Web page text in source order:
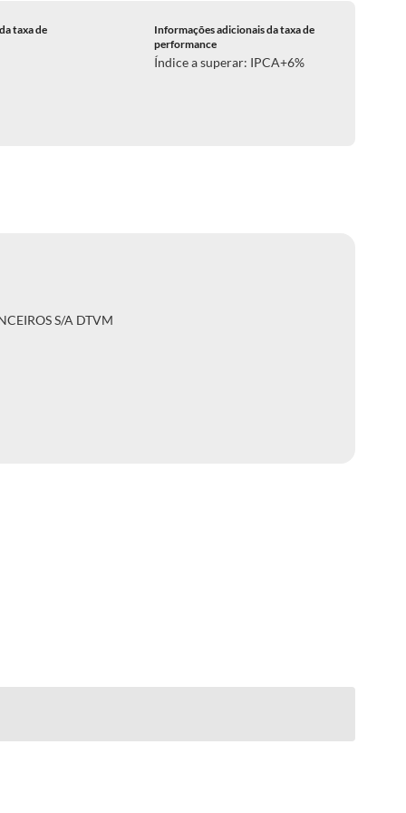
taxa de
Informações adicionais da taxa de
performance
Índice a superar: IPCA+6%
S/A DTVM